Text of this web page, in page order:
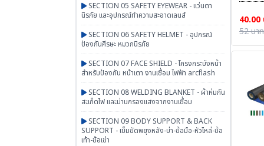
SECTION 05 SAFETY EYEWEAR - แว่นตา
นิรภัย และอุปกรณ์ทำความสะอาดเลนส์
SECTION 06 SAFETY HELMET - อุปกรณ์
ป้องกันศีรษะ หมวกนิรภัย
SECTION 07 FACE SHIELD - โครงกระบังหน้า
สำหรับป้องกัน หน้าเตา งานเชื่อม ไฟฟ้า arcflash
SECTION 08 WELDING BLANKET - ผ้าห่มกัน
สะเก็ดไฟ และม่านกรองแสงจากงานเชื่อม
SECTION 09 BODY SUPPORT & BACK
SUPPORT - เข็มขัดพยุงหลัง-บ่า-ข้อมือ-หัวไหล่-ข้อ
เท้า-ข้อเข่า
40.00
52 บาท